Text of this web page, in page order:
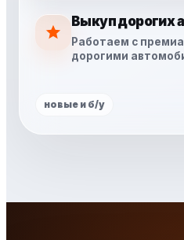
Выкуп дорогих
Работаем с
дорогими
новые и б/у